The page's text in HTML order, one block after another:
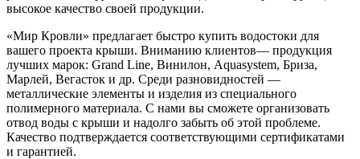
высокое качество своей продукции.
«Мир Кровли» предлагает быстро купить водостоки для
вашего проекта крыши. Вниманию клиентов— продукция
лучших марок: Grand Line, Винилон, Aquasystem, Бриза,
Марлей, Вегасток и др. Среди разновидностей —
металлические элементы и изделия из специального
полимерного материала. С нами вы сможете организовать
отвод воды с крыши и надолго забыть об этой проблеме.
Качество подтверждается соответствующими сертификатами
и гарантией.